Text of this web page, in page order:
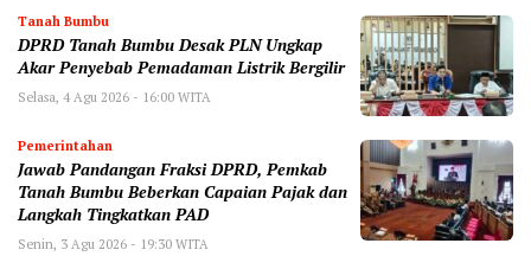
Tanah Bumbu
DPRD Tanah Bumbu Desak PLN Ungkap
Akar Penyebab Pemadaman Listrik Bergilir
Selasa, 4 Agu 2026 - 16:00 WITA
Pemerintahan
Jawab Pandangan Fraksi DPRD, Pemkab
Tanah Bumbu Beberkan Capaian Pajak dan
Langkah Tingkatkan PAD
Senin, 3 Agu 2026 - 19:30 WITA